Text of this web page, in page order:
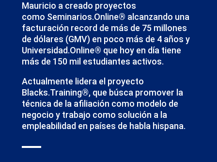
Mauricio a creado proyectos
como Seminarios.Online® alcanzando una
facturación record de más de 75 millones
de dólares (GMV) en poco más de 4 años y
Universidad.Online® que hoy en día tiene
más de 150 mil estudiantes activos.
Actualmente lidera el proyecto
Blacks.Training®, que búsca promover la
técnica de la afiliación como modelo de
negocio y trabajo como solución a la
empleabilidad en países de habla hispana.